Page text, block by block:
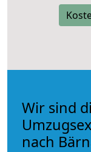
Wir sind
nach